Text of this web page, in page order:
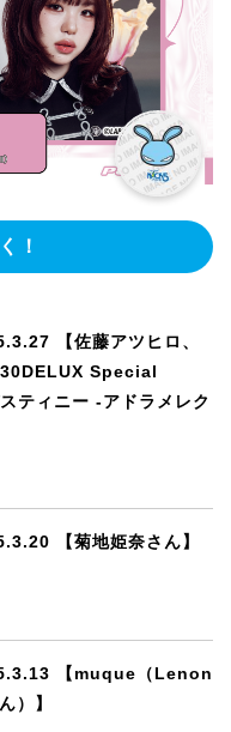
！
【佐藤アツヒロ、
Special
ティニー -アドラメレク
【菊地姫奈さん】
【muque（Lenon
）】